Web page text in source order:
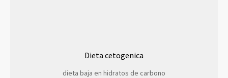
Dieta cetogenica
dieta baja en hidratos de carbono